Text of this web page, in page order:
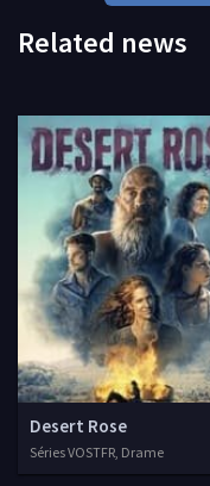
Related news
Desert Rose
Séries VOSTFR, Drame